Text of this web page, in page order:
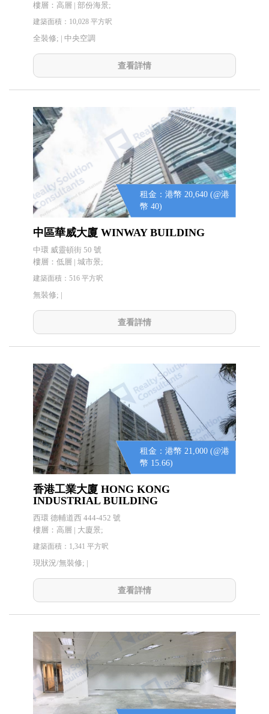
樓層：高層 | 部份海景;
建築面積：10,028 平方呎
全裝修; | 中央空調
查看詳情
租金：港幣 20,640 (@港
幣 40)
中區華威大廈 WINWAY BUILDING
中環 威靈頓街 50 號
樓層：低層 | 城市景;
建築面積：516 平方呎
無裝修; |
查看詳情
租金：港幣 21,000 (@港
幣 15.66)
香港工業大廈 HONG KONG
INDUSTRIAL BUILDING
西環 德輔道西 444-452 號
樓層：高層 | 大廈景;
建築面積：1,341 平方呎
現狀況/無裝修; |
查看詳情